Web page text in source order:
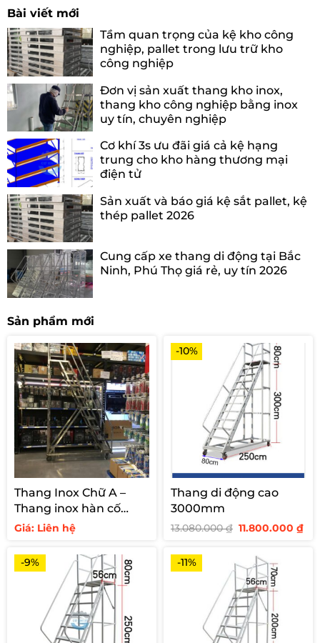
Bài viết mới
Tầm quan trọng của kệ kho công
nghiệp, pallet trong lưu trữ kho
công nghiệp
Đơn vị sản xuất thang kho inox,
thang kho công nghiệp bằng inox
uy tín, chuyên nghiệp
Cơ khí 3s ưu đãi giá cả kệ hạng
trung cho kho hàng thương mại
điện tử
Sản xuất và báo giá kệ sắt pallet, kệ
thép pallet 2026
Cung cấp xe thang di động tại Bắc
Ninh, Phú Thọ giá rẻ, uy tín 2026
Sản phẩm mới
Thang Inox Chữ A –
Thang inox hàn cố
định cho siêu thị
Giá: Liên hệ
-10%
Thang di động cao
3000mm
13.080.000₫ Giá
13.080.000 ₫.
11.800.000₫Giá
-9% -11%